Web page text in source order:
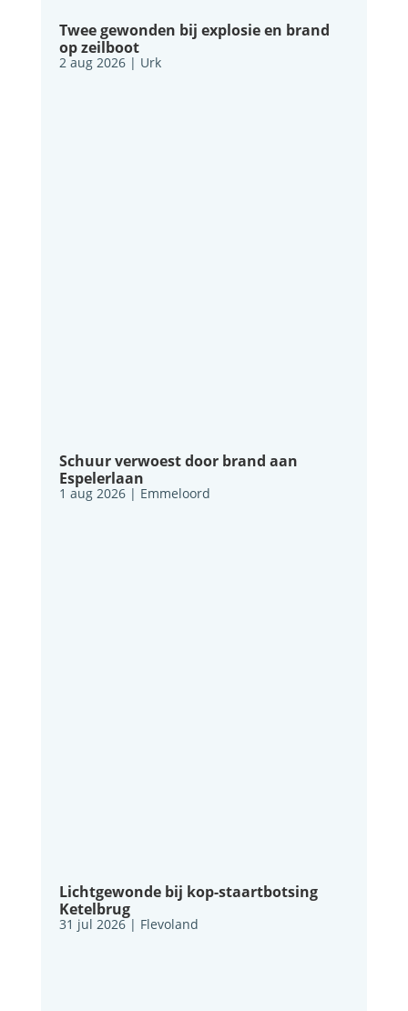
Twee gewonden bij explosie en brand
op zeilboot
2 aug 2026| Urk
Schuur verwoest door brand aan
Espelerlaan
1 aug 2026| Emmeloord
Lichtgewonde bij kop-staartbotsing
Ketelbrug
31 jul 2026| Flevoland